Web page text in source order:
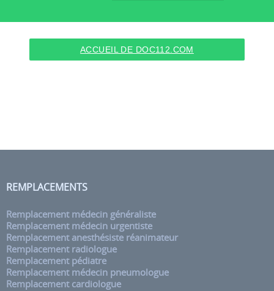
ACCUEIL DE DOC112.COM
REMPLACEMENTS
Remplacement médecin généraliste
Remplacement médecin urgentiste
Remplacement anesthésiste réanimateur
Remplacement radiologue
Remplacement pédiatre
Remplacement médecin pneumologue
Remplacement cardiologue